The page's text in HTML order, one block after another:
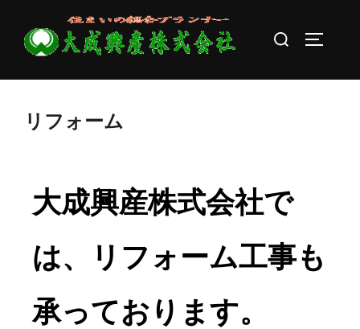
リフォーム
大成興産株式会社で
は、リフォーム工事も
承っております。